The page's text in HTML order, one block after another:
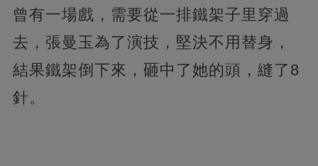
曾有一場戲，需要從一排鐵架子里穿過
去，張曼玉為了演技，堅決不用替身，
結果鐵架倒下來，砸中了她的頭，縫了8
針。